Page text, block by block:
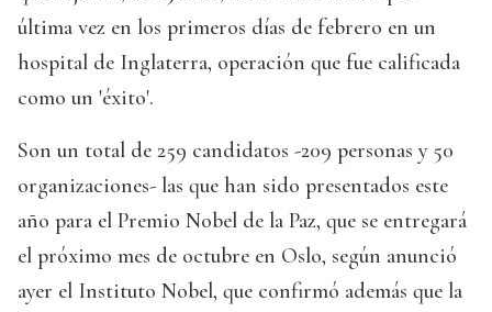
última vez en los primeros días de febrero en un
hospital de Inglaterra, operación que fue calificada
como un 'éxito'.
Son un total de 259 candidatos -209 personas y 50
organizaciones- las que han sido presentados este
año para el Premio Nobel de la Paz, que se entregará
el próximo mes de octubre en Oslo, según anunció
ayer el Instituto Nobel, que confirmó además que la